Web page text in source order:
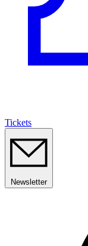
Tickets
Newsletter